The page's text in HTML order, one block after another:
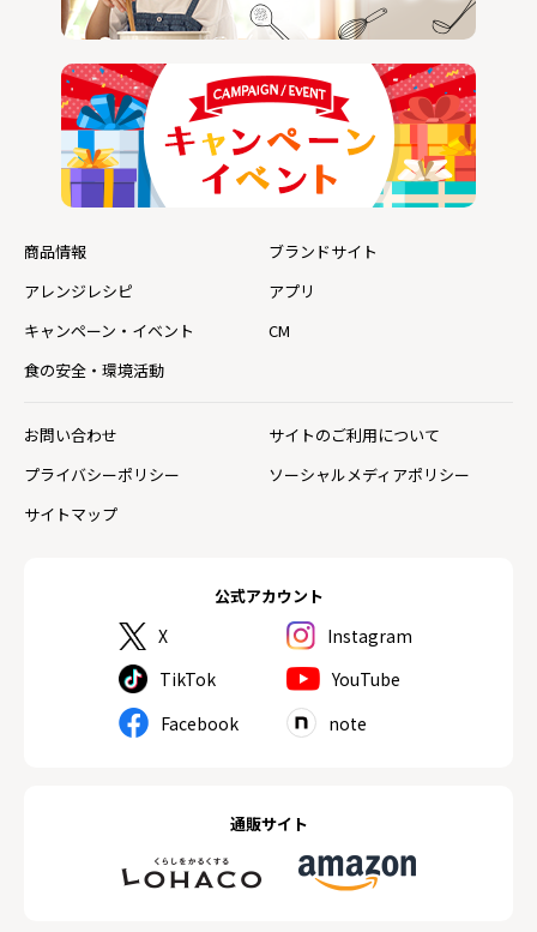
公式アカウント
X
Instagram
TikTok
YouTube
Facebook
note
通販サイト
商品情報
ブランドサイト
アレンジレシピ
アプリ
キャンペーン・イベント
CM
食の安全・環境活動
お問い合わせ
サイトのご利用について
プライバシーポリシー
ソーシャルメディアポリシー
サイトマップ